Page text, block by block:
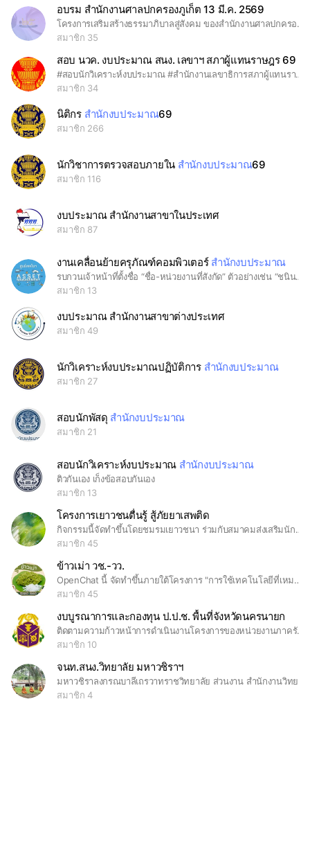
อบรม สำนักงานศาลปกครองภูเก็ต 13 มี.ค. 2569
โครงการเสริมสร้างธรรมาภิบาลสู่สังคม ของสำนักงานศาลปกครองภูเก็ต ปนะจำปีงบประมาณ พ.ศ.2569 หัวข้อ “การจัดซื้อจัดจ้าง กับผลกระทบที่พึงระวัง”
สมาชิก 35
สอบ นวค. งบประมาณ สนง. เลขาฯ สภาผู้แทนราษฎร 69
#สอบนักวิเคราะห์งบประมาณ #สำนักงานเลขาธิการสภาผู้แทนราษฎร #สอบราชการ
สมาชิก 34
นิติกร สำนักงบประมาณ69
สมาชิก 266
นักวิชาการตรวจสอบภายใน สำนักงบประมาณ69
สมาชิก 116
งบประมาณ สำนักงานสาขาในประเทศ
สมาชิก 87
งานเคลื่อนย้ายครุภัณฑ์คอมพิวเตอร์ สำนักงบประมาณ
รบกวนเจ้าหน้าที่ตั้งชื่อ “ชื่อ-หน่วยงานที่สังกัด” ตัวอย่างเช่น “ชนินทร์-ศูนย์เทคโนฯ”
สมาชิก 13
งบประมาณ สำนักงานสาขาต่างประเทศ
สมาชิก 49
นักวิเคราะห์งบประมาณปฏิบัติการ สำนักงบประมาณ
สมาชิก 27
สอบนักพัสดุ สำนักงบประมาณ
สมาชิก 21
สอบนักวิเคราะห์งบประมาณ สำนักงบประมาณ
ติวกันเอง เก็งข้อสอบกันเอง
สมาชิก 13
โครงการเยาวชนตื่นรู้ สู้ภัยยาเสพติด
กิจกรรมนี้จัดทำขึ้นโดยชมรมเยาวชนา ร่วมกับสมาคมส่งเสริมนักคิด พัฒนาเด็กและเยาวชนสู่สันติภาพสลาตัน สนับสนุนงบประมาณโดยสำนักงานคณะกรรมการป้องกันและปราบปรามยาเสพติด กองทุน (ป.ป.ส.) กิจกรรมนี้จัดทำขึ้นเพื่อให้เด็กและเยาวชนที่เข้าร่วมกิจกรรมมีความตระหนักรู้ถึงโทษและผลกระทบของการใช้ยาเสพติด💊 👀⭐️ IG : ya0wachana
สมาชิก 45
ข้าวเม่า วช.-วว.
OpenChat นี้ จัดทำขึ้นภายใต้โครงการ "การใช้เทคโนโลยีที่เหมาะสมเพื่อพัฒนาผลิตภัณฑ์ข้าวเม่าคลุกกึ่งสำเร็จรูป" ปีงบประมาณ 2567-2568 ดำเนินงาน โดยสถาบันวิจัยวิทยาศาสตร์และเทคโนโลยีแห่งประเทศไทย (วว.) ซึ่งได้รับงบประมาณสนับสนุนจาก สำนักงานการวิจัยแห่งชาติ (วช.)
สมาชิก 45
งบบูรณาการและกองทุน ป.ป.ช. พื้นที่จังหวัดนครนายก
ติดตามความก้าวหน้าการดำเนินงานโครงการของหน่วยงานภาครัฐที่ได้รับการจัดสรรงบประมาณตามแผนงานบูรณาการต่อต้านการทุจริตและประพฤติมิชอบให้เกิดการใช้ทรัพยากรอย่างมีประสิทธิภาพ และทราบถึงปัญหาอุปสรรคในการดำเนินงาน รวมถึงเสนอนแนวทางการแก้ไข ตลอดจนเป็นข้อมูลประกอบการดำเนินงานโครงการในปีงบประมาณ พ.ศ. ๒๕๖๙ และลงพื้นที่ติดตามความก้าวหน้าผลการดำเนินงานโครงการของหน่วยงานภาครัฐ เอกชน สมาคม องค์กร ชมรม เครือข่าย และบุคคลทั่วไป ได้รับการสนับสนุนเงินจากกองทุน ป.ป.ช. ให้เกิดการใช้ทรัพยากรอย่างมีประสิทธิภาพ และทราบถึงปัญหาอุปสรรคในการดำเนินงาน รวมถึงเสนอนแนวทางการแก้ไข ตลอดจนเป็นข้อมูลประกอบการดำเนินงานโครงการในปีงบประมาณ พ.ศ. ๒๕๖๙ ในพื้นที่สำนักงาน ป.ป.ช. ประจำจังหวัดนครนายก โดยรายงานผลความก้าวหน้าต่อคณะกรรมการผลักดันการดำเนินงานตามแผนแม่บทภายใต้ยุทธศาสตร์ชาติ ประเด็นการต่อต้านการทุจริตและประพฤติมิชอบจังหวัด ... เพื่อรวมบูรณาการกำกับติดตามแผนแม่บทภายใต้ยุทธศาสตร์ชาติ ประเด็น (๒๑) ระดับพื้นที่ของสำนักงาน ป.ป.ช. ประจำจังหวัดนครนายก ทั้งนี้ เป็นไปตามแนวทางการจัดทำสรุปรายงานของสำนักนโยบายและยุทธศาสตร์
สมาชิก 10
จนท.สนง.วิทยาลัย มหาวชิราฯ
สมาชิก 4